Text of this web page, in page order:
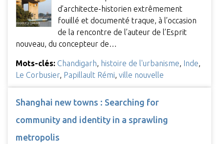
d’architecte-historien extrêmement
fouillé et documenté traque, à l’occasion
de la rencontre de l’auteur de l’Esprit
nouveau, du concepteur de…
Mots-clés: Chandigarh, histoire de l'urbanisme, Inde,
Le Corbusier, Papillault Rémi, ville nouvelle
Shanghai new towns : Searching for
community and identity in a sprawling
metropolis